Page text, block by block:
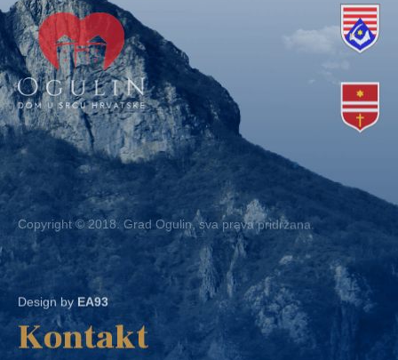
Copyright © 2018. Grad Ogulin, sva prava pridržana.
Design byEA93
Kontakt